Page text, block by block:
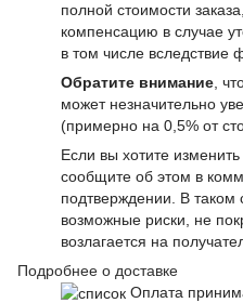
полной стоимости
компенсацию в случае
в том числе вследствие
Обратите внимание ,
может незначительно
(примерно на 0,5% от
Если вы хотите
сообщите об этом в
подтверждении. В таком
возможные риски, не
возлагается на
Подробнее о доставке
Оплата